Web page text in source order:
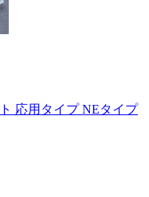
応用タイプ NEタイプ